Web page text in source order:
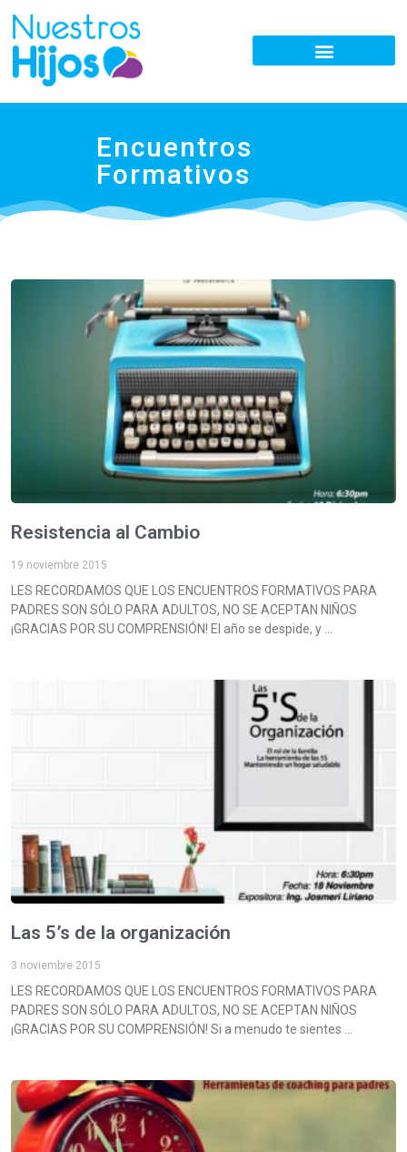
Encuentros
Formativos
Resistencia al Cambio
19 noviembre 2015
LES RECORDAMOS QUE LOS ENCUENTROS FORMATIVOS PARA
PADRES SON SÓLO PARA ADULTOS, NO SE ACEPTAN NIÑOS
¡GRACIAS POR SU COMPRENSIÓN! El año se despide, y
Las 5’s de la organización
3 noviembre 2015
LES RECORDAMOS QUE LOS ENCUENTROS FORMATIVOS PARA
PADRES SON SÓLO PARA ADULTOS, NO SE ACEPTAN NIÑOS
¡GRACIAS POR SU COMPRENSIÓN! Si a menudo te sientes